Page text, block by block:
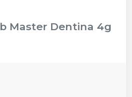
Master Dentina 4g